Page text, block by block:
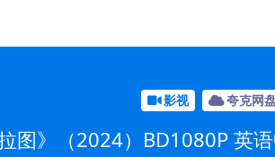
影视 夸克网
图》（2024）BD1080P 英